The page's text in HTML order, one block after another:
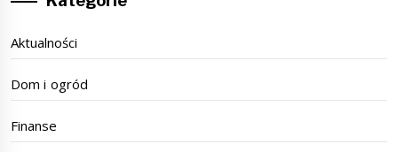
Aktualności
Dom i ogród
Finanse